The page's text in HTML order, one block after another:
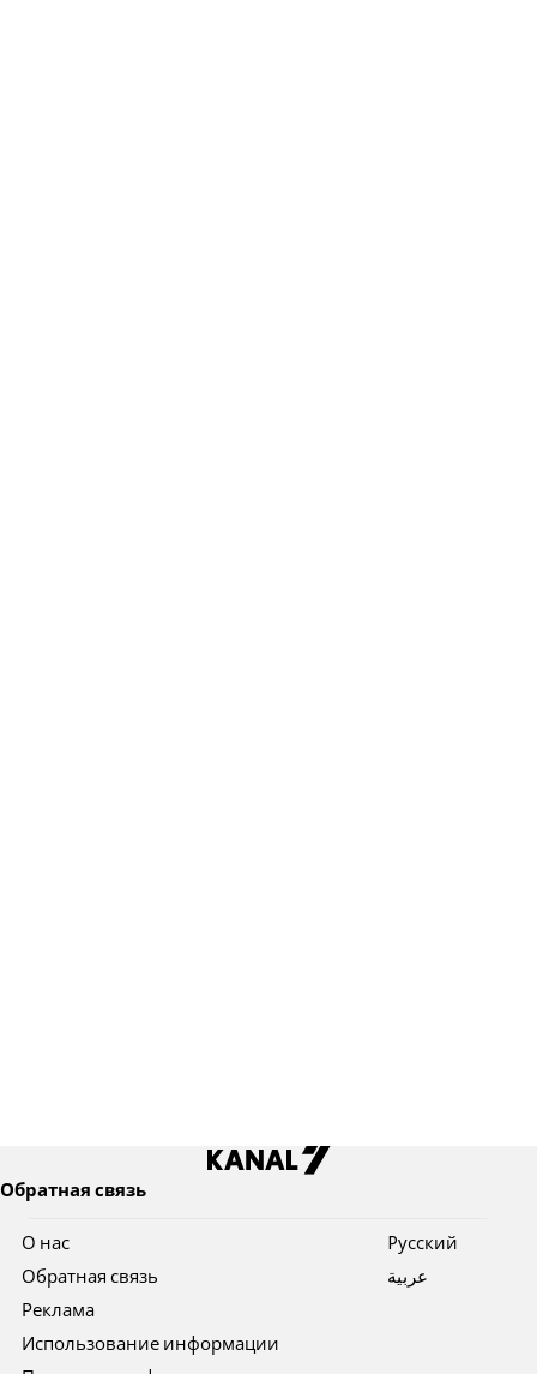
Обратная связь
О нас
Обратная связь
Реклама
Использование информации
Pусский
عربية